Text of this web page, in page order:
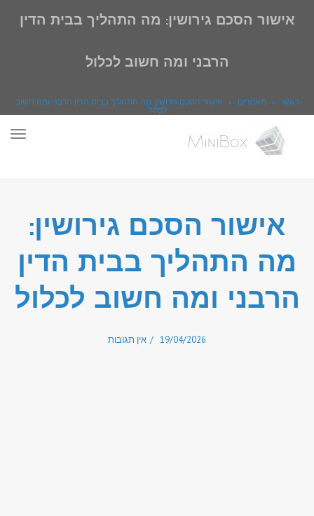
אישור הסכם גירושין: מה התהליך בבית הדין
הרבני ומה חשוב לכלול
ראשי » מאמרים »
אישור הסכם גירושין: מה התהליך בבית הדין הרבני ומה חשוב
לכלול
אישור הסכם גירושין:
מה התהליך בבית הדין
הרבני ומה חשוב לכלול
19/04/2026 אין תגובות